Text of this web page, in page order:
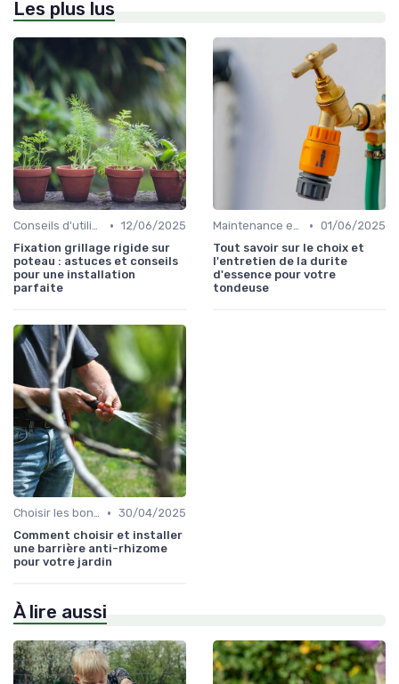
Les plus lus
Conseils d'utilisation • 12/06/2025
Fixation grillage rigide sur
poteau : astuces et conseils
pour une installation
parfaite
Maintenance et entretien • 01/06/2025
Tout savoir sur le choix et
l'entretien de la durite
d'essence pour votre
tondeuse
Choisir les bons outils • 30/04/2025
Comment choisir et installer
une barrière anti-rhizome
pour votre jardin
À lire aussi